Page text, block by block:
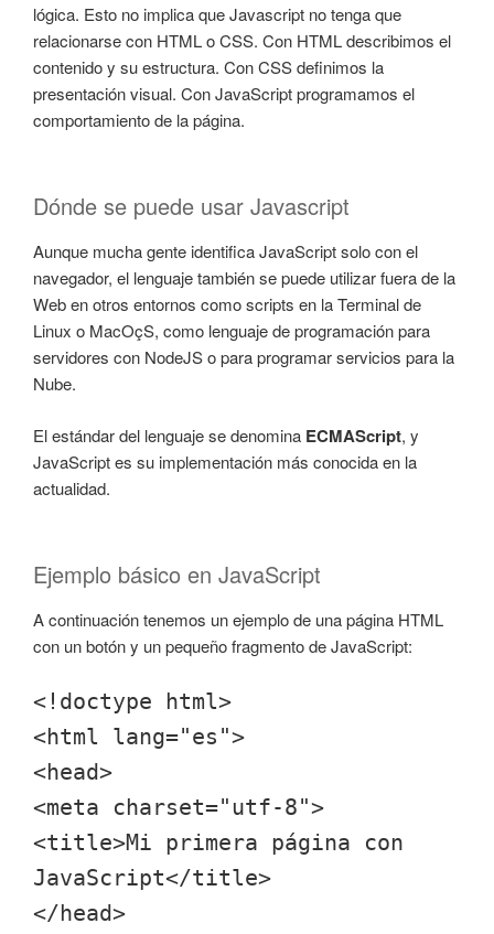
lógica. Esto no implica que Javascript no tenga que
relacionarse con HTML o CSS. Con HTML describimos el
contenido y su estructura. Con CSS definimos la
presentación visual. Con JavaScript programamos el
comportamiento de la página.
Dónde se puede usar Javascript
Aunque mucha gente identifica JavaScript solo con el
navegador, el lenguaje también se puede utilizar fuera de la
Web en otros entornos como scripts en la Terminal de
Linux o MacOçS, como lenguaje de programación para
servidores con NodeJS o para programar servicios para la
Nube.
El estándar del lenguaje se denomina ECMAScript, y
JavaScript es su implementación más conocida en la
actualidad.
Ejemplo básico en JavaScript
A continuación tenemos un ejemplo de una página HTML
con un botón y un pequeño fragmento de JavaScript:
<!doctype html>
<html lang="es">
<head>
<meta charset="utf-8">
<title>Mi primera página con
JavaScript</title>
</head>